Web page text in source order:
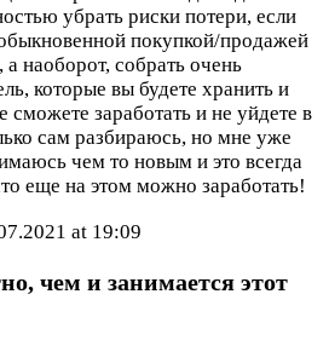
убрать риски потери, если
покупкой/продажей
а наоборот, собрать очень
которые вы будете хранить и
заработать и не уйдете в
сам разбираюсь, но мне уже
чем то новым и это всегда
еще на этом можно заработать!
at 19:09
чем и занимается этот